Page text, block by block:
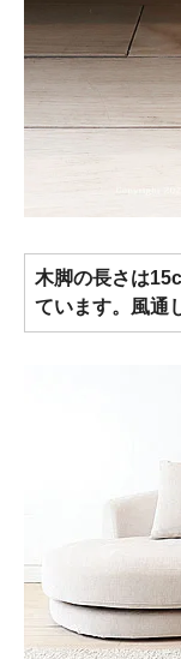
木脚の長さは
ています。風通